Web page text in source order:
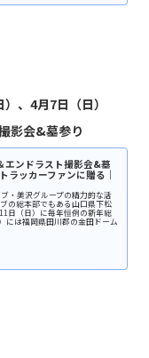
、4月7日（日）
影会&墓参り
エンドラスト撮影会&墓
ラッカーファンに贈る｜
・美沢グループの精力的な活
の総本部でもある山口県下松
日（日）に毎年恒例の新年総
には福岡県田川郡の金田ドーム